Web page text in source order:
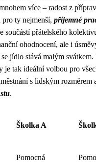
více – radost z
ty nejmenší, příjemné
součástí přátelského
ohodnocení, ale i
jídlo stává malým
je tak ideální volbou pro
s lidským rozměrem
.
Školka A
Pomocná